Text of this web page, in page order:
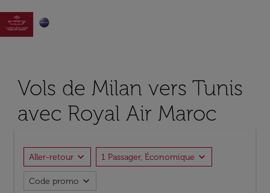

Vols de Milan vers Tunis
avec Royal Air Maroc
Aller-retour expand_more 1 Passager, Économique expand_more
Code promo expand_more